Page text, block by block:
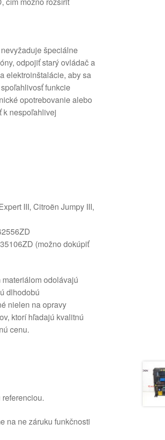
špeciálne
odpojiť starý ovládač a
elektroinštalácie, aby sa
funkcie
opotrebovanie alebo
k nespoľahlivej
III, Citroën Jumpy III,
(možno dokúpiť
odolávajú
dlhodobú
nielen na opravy
ktorí hľadajú kvalitnú
cenu.
na ne záruku funkčnosti